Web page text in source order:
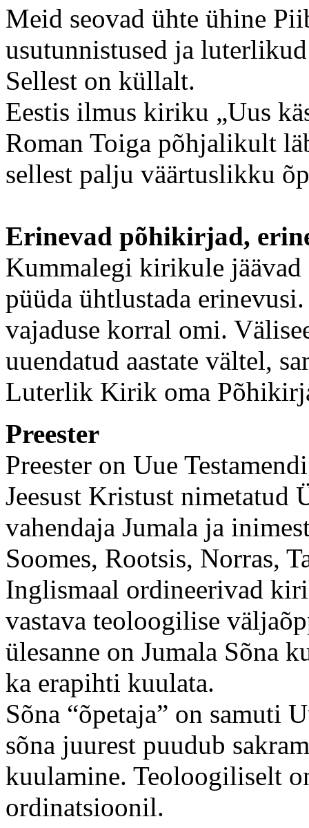
Meid seovad ühte ühine
usutunnistused ja
Sellest on küllalt.
Eestis ilmus kiriku „Uus
Roman Toiga põhjalikult
sellest palju väärtuslikku
Erinevad põhikirjad,
Kummalegi kirikule
püüda ühtlustada
vajaduse korral omi.
uuendatud aastate vältel,
Luterlik Kirik oma
Preester
Preester on Uue
Jeesust Kristust nimetatud
vahendaja Jumala ja
Soomes, Rootsis, Norras,
Inglismaal ordineerivad
vastava teoloogilise
ülesanne on Jumala Sõna
ka erapihti kuulata.
Sõna “õpetaja” on samuti
sõna juurest puudub
kuulamine. Teoloogiliselt
ordinatsioonil.